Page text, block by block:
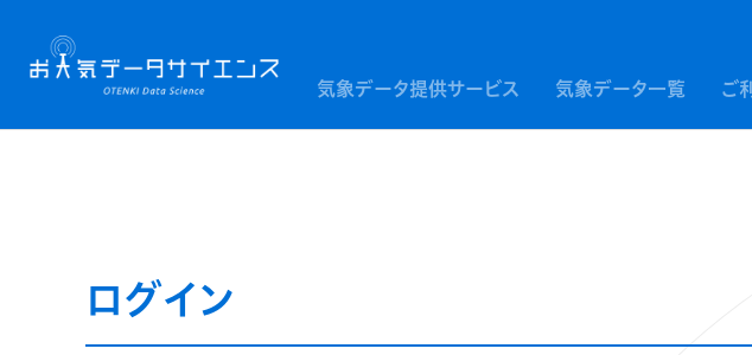
気象データ提供サービス 気象データ一覧 ご
ログイン